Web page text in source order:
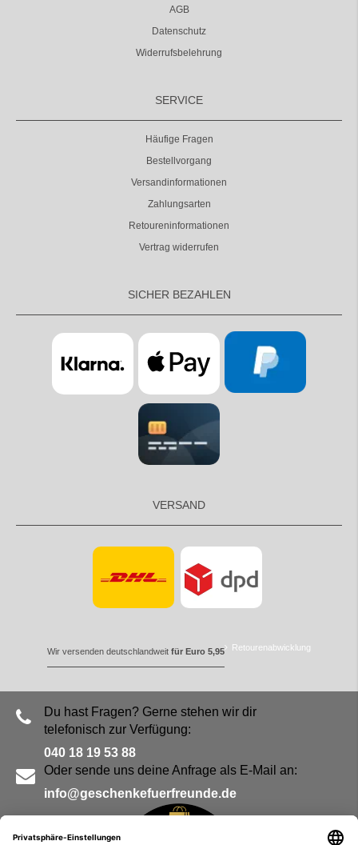
AGB
Datenschutz
Widerrufsbelehrung
SERVICE
Häufige Fragen
Bestellvorgang
Versandinformationen
Zahlungsarten
Retoureninformationen
Vertrag widerrufen
SICHER BEZAHLEN
VERSAND
Wir versenden deutschlandweit für Euro 5,95 Retourenabwicklung
Du hast Fragen? Gerne stehen wir dir
telefonisch zur Verfügung:
040 18 19 53 88
Oder sende uns deine Anfrage als E-Mail an:
info@geschenkefuerfreunde.de